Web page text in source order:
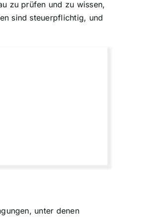
zu prüfen und zu wissen,
sind steuerpflichtig, und
unter denen